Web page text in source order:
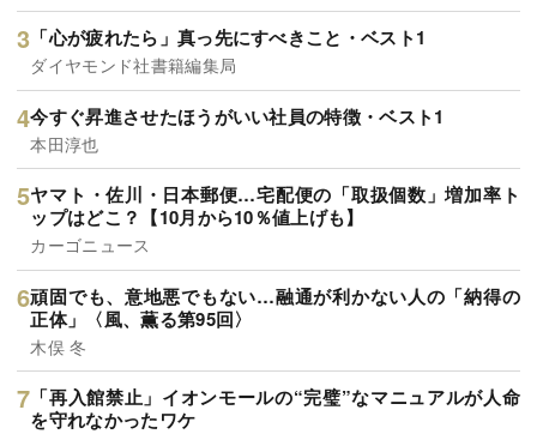
「心が疲れたら」真っ先にすべきこと・ベスト1
ダイヤモンド社書籍編集局
今すぐ昇進させたほうがいい社員の特徴・ベスト1
本田淳也
ヤマト・佐川・日本郵便…宅配便の「取扱個数」増加率ト
ップはどこ？【10月から10％値上げも】
カーゴニュース
頑固でも、意地悪でもない…融通が利かない人の「納得の
正体」〈風、薫る第95回〉
木俣 冬
「再入館禁止」イオンモールの“完璧”なマニュアルが人命
を守れなかったワケ